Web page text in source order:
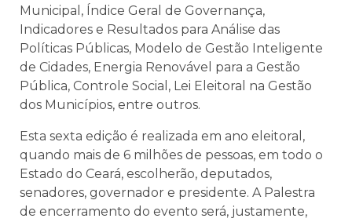
Municipal, Índice Geral de Governança,
Indicadores e Resultados para Análise das
Políticas Públicas, Modelo de Gestão Inteligente
de Cidades, Energia Renovável para a Gestão
Pública, Controle Social, Lei Eleitoral na Gestão
dos Municípios, entre outros.
Esta sexta edição é realizada em ano eleitoral,
quando mais de 6 milhões de pessoas, em todo o
Estado do Ceará, escolherão, deputados,
senadores, governador e presidente. A Palestra
de encerramento do evento será, justamente,